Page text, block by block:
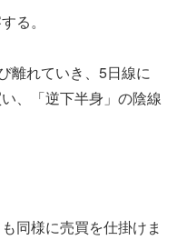
る。
離れていき、5日線に
、「逆下半身」の陰線
同様に売買を仕掛けま